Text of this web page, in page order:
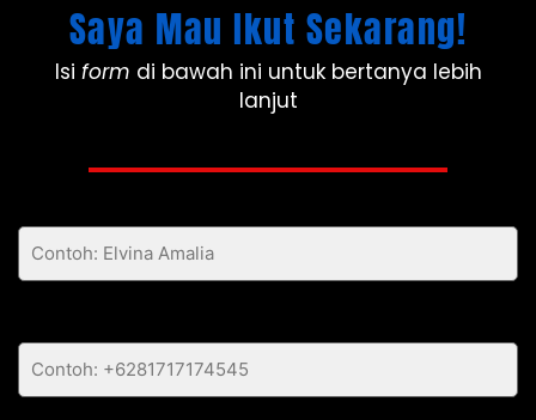
Saya Mau Ikut Sekarang!
Isi form di bawah ini untuk bertanya lebih
lanjut